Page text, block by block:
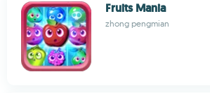
Fruits Mania
zhong pengmian